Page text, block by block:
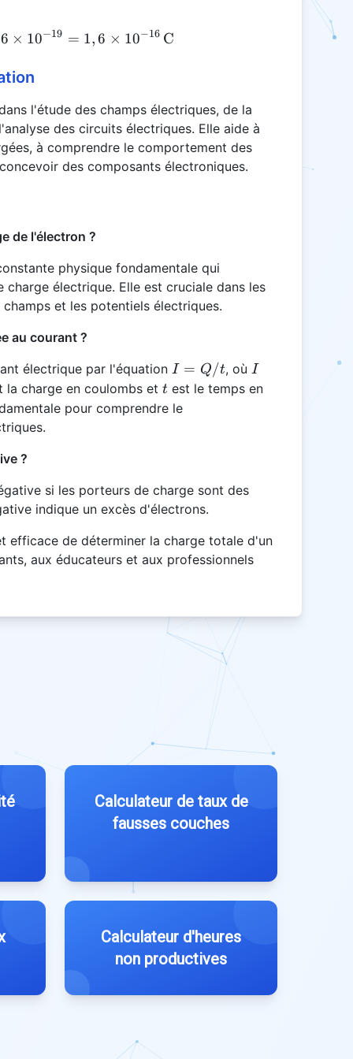
Q_{\text{total}} = 1 000 \times 1,6 \times
6 × 10−19 = 1,6 × 10−16 C
l'étude des champs électriques, de la
des circuits électriques. Elle aide à
à comprendre le comportement des
des composants électroniques.
de l'électron ?
physique fondamentale qui
électrique. Elle est cruciale dans les
et les potentiels électriques.
au courant ?
électrique par l'équationI =
Q/t
I = Q/t, où I
I
la charge en coulombs ett
t est le temps en
pour comprendre le
?
si les porteurs de charge sont des
indique un excès d'électrons.
efficace de déterminer la charge totale d'un
aux éducateurs et aux professionnels
Calculateur de taux de
fausses couches
Calculateur d'heures
non productives